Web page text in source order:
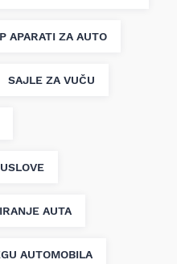
APARATI ZA AUTO
SAJLE ZA VUČU
AUTA
AUTOMOBILA